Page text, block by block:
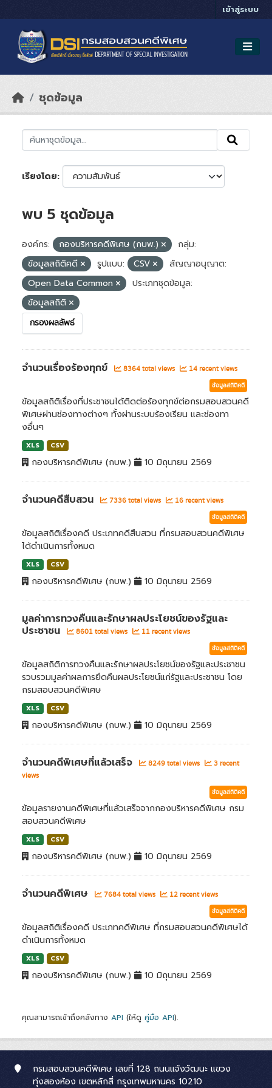
เข้าสู่ระบบ
ชุดข้อมูล
เรียงโดย
พบ 5 ชุดข้อมูล
องค์กร: กองบริหารคดีพิเศษ (กบพ.)
กลุ่ม:
ข้อมูลสถิติคดี
รูปแบบ: CSV
สัญญาอนุญาต:
Open Data Common
ประเภทชุดข้อมูล:
ข้อมูลสถิติ
กรองผลลัพธ์
จำนวนเรื่องร้องทุกข์ 8364 total views 14 recent views
ข้อมูลสถิติคดี
ข้อมูลสถิติเรื่องที่ประชาชนได้ติดต่อร้องทุกข์ต่อกรมสอบสวนคดี
พิเศษผ่านช่องทางต่างๆ ทั้งผ่านระบบร้องเรียน และช่องทา
งอื่นๆ
XLS CSV
กองบริหารคดีพิเศษ (กบพ.) 10 มิถุนายน 2569
จำนวนคดีสืบสวน 7336 total views 16 recent views
ข้อมูลสถิติคดี
ข้อมูลสถิติเรื่องคดี ประเภทคดีสืบสวน ที่กรมสอบสวนคดีพิเศษ
ได้ดำเนินการทั้งหมด
XLS CSV
กองบริหารคดีพิเศษ (กบพ.) 10 มิถุนายน 2569
มูลค่าการทวงคืนและรักษาผลประโยชน์ของรัฐและ
ประชาชน
8601 total views 11 recent views
ข้อมูลสถิติคดี
ข้อมูลสถิติการทวงคืนและรักษาผลประโยชน์ของรัฐและประชาชน
รวบรวมมูลค่าผลการยึดคืนผลประโยชน์แก่รัฐและประชาชน โดย
กรมสอบสวนคดีพิเศษ
XLS CSV
กองบริหารคดีพิเศษ (กบพ.) 10 มิถุนายน 2569
จำนวนคดีพิเศษที่แล้วเสร็จ 8249 total views
3 recent
views
ข้อมูลสถิติคดี
ข้อมูลรายงานคดีพิเศษที่แล้วเสร็จจากกองบริหารคดีพิเศษ กรม
สอบสวนคดีพิเศษ
XLS CSV
กองบริหารคดีพิเศษ (กบพ.) 10 มิถุนายน 2569
จำนวนคดีพิเศษ 7684 total views 12 recent views
ข้อมูลสถิติคดี
ข้อมูลสถิติเรื่องคดี ประเภทคดีพิเศษ ที่กรมสอบสวนคดีพิเศษได้
ดำเนินการทั้งหมด
XLS CSV
กองบริหารคดีพิเศษ (กบพ.) 10 มิถุนายน 2569
คุณสามารถเข้าถึงคลังทาง API (ให้ดู คู่มือ API).
กรมสอบสวนคดีพิเศษ เลขที่ 128 ถนนแจ้งวัฒนะ แขวง
ทุ่งสองห้อง เขตหลักสี่ กรุงเทพมหานคร 10210